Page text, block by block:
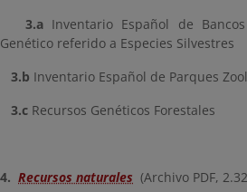
3.aInventario Español de
Genético referido a Especies Silvestres
3.b Inventario Español de Parques
3.c Recursos Genéticos Forestales
4. Recursos naturales (Archivo PDF,